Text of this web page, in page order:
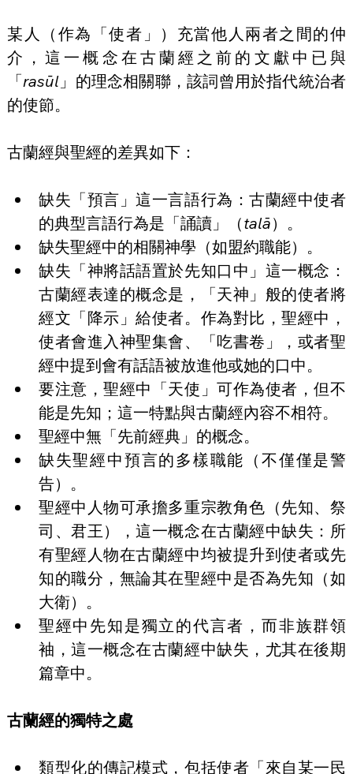
某人（作為「使者」）充當他人兩者之間的仲
介，這一概念在古蘭經之前的文獻中已與
「rasūl 」的理念相關聯，該詞曾用於指代統治者
的使節。
古蘭經與聖經的差異如下：
缺失「預言」這一言語行為：古蘭經中使者
的典型言語行為是「誦讀」（talā）。
缺失聖經中的相關神學（如盟約職能）。
缺失「神將話語置於先知口中」這一概念：
古蘭經表達的概念是，「天神」般的使者將
經文「降示」給使者。作為對比，聖經中，
使者會進入神聖集會、「吃書卷」，或者聖
經中提到會有話語被放進他或她的口中。
要注意，聖經中「天使」可作為使者，但不
能是先知；這一特點與古蘭經內容不相符。
聖經中無「先前經典」的概念。
缺失聖經中預言的多樣職能（不僅僅是警
告）。
聖經中人物可承擔多重宗教角色（先知、祭
司、君王），這一概念在古蘭經中缺失：所
有聖經人物在古蘭經中均被提升到使者或先
知的職分，無論其在聖經中是否為先知（如
大衛）。
聖經中先知是獨立的代言者，而非族群領
袖，這一概念在古蘭經中缺失，尤其在後期
篇章中。
古蘭經的獨特之處
類型化的傳記模式，包括使者「來自某一民